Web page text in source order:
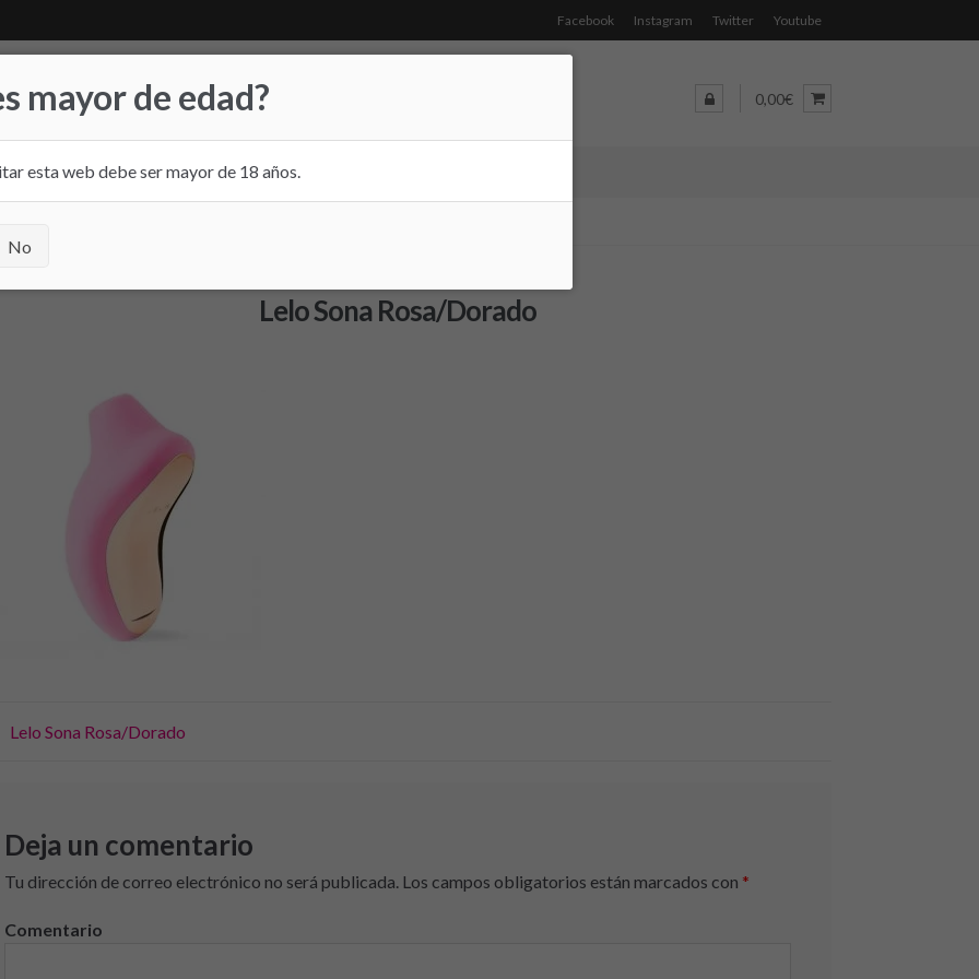
Facebook Instagram Twitter Youtube
0,00€
FRIDAY TIENDA FÍSICA CONTACTO
Lelo Sona Rosa/Dorado
Lelo Sona Rosa/Dorado
Deja un comentario
Tu dirección de correo electrónico no será publicada.Los campos obligatorios están marcados con *
Comentario
mayor de edad?
esta web debe ser mayor de 18 años.
No